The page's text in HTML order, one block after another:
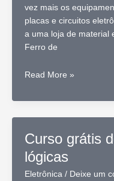
vez mais os
placas e circuitos
a uma loja de material
Ferro de
Curso
de
de
componentes
Read More »
Curso grátis
lógicas
Eletrônica/ Deixe um